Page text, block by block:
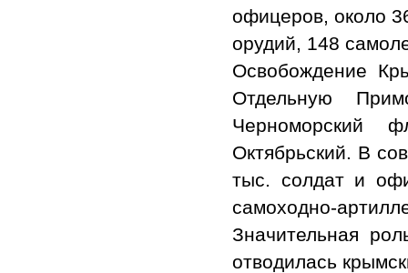
офицеров, около
орудий, 148
Освобождение
Отдельную
Черноморский
Октябрьский. В
тыс. солдат и
самоходно-
Значительная
отводилась